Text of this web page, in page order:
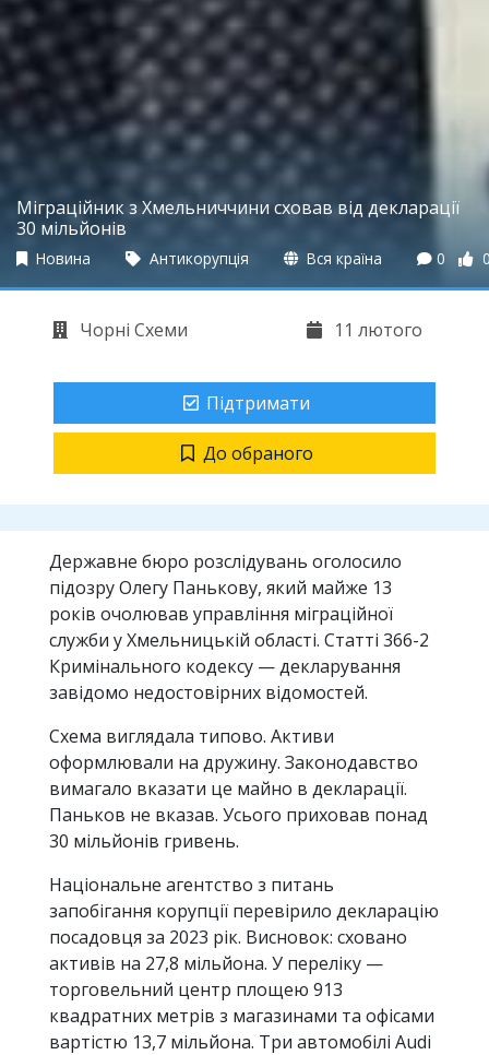
Міграційник з Хмельниччини сховав від декларації
30 мільйонів
Новина Антикорупція Вся країна 0
Чорні Схеми 11 лютого
Підтримати
До обраного
Державне бюро розслідувань оголосило
підозру Олегу Панькову, який майже 13
років очолював управління міграційної
служби у Хмельницькій області. Статті 366-2
Кримінального кодексу — декларування
завідомо недостовірних відомостей.
Схема виглядала типово. Активи
оформлювали на дружину. Законодавство
вимагало вказати це майно в декларації.
Паньков не вказав. Усього приховав понад
30 мільйонів гривень.
Національне агентство з питань
запобігання корупції перевірило декларацію
посадовця за 2023 рік. Висновок: сховано
активів на 27,8 мільйона. У переліку —
торговельний центр площею 913
квадратних метрів з магазинами та офісами
вартістю 13,7 мільйона. Три автомобілі Audi